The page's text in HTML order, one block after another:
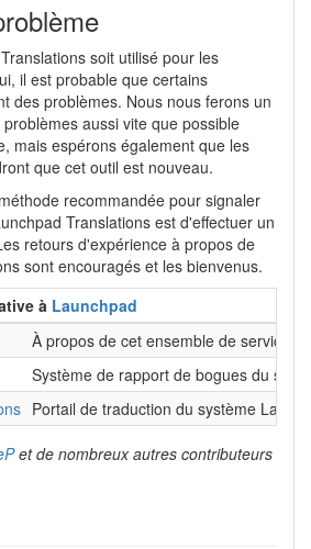
soit utilisé pour les
il est probable que certains
des problèmes. Nous nous ferons un
aussi vite que possible
mais espérons également que les
que cet outil est nouveau.
recommandée pour signaler
Translations est d'effectuer un
retours d'expérience à propos de
sont encouragés et les bienvenus.
à Launchpad
À propos de cet ensemble de services
Système de rapport de bogues du
Portail de traduction du système
et de nombreux autres contributeurs